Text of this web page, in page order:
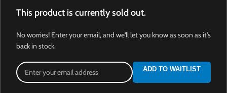
This product is currently sold out.
No worries! Enter your email, and we'll let you know as soon as it's
back in stock.
ADD TO WAITLIST